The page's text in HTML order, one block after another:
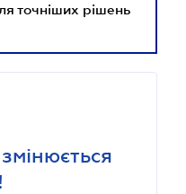
точніших рішень